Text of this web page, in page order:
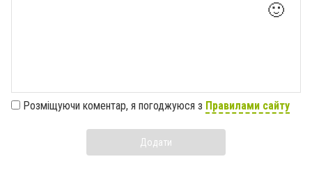
🙂
Розміщуючи коментар, я погоджуюся з Правилами сайту
Додати